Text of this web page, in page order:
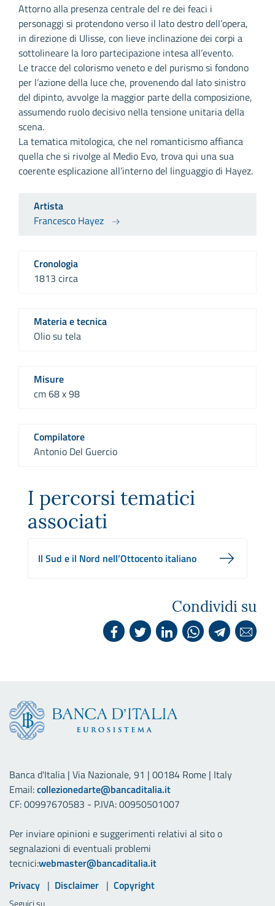
Attorno alla presenza centrale del re dei feaci i
personaggi si protendono verso il lato destro dell’opera,
in direzione di Ulisse, con lieve inclinazione dei corpi a
sottolineare la loro partecipazione intesa all’evento.
Le tracce del colorismo veneto e del purismo si fondono
per l’azione della luce che, provenendo dal lato sinistro
del dipinto, avvolge la maggior parte della composizione,
assumendo ruolo decisivo nella tensione unitaria della
scena.
La tematica mitologica, che nel romanticismo affianca
quella che si rivolge al Medio Evo, trova qui una sua
coerente esplicazione all’interno del linguaggio di Hayez.
Artista
Francesco Hayez
Cronologia
1813 circa
Materia e tecnica
Olio su tela
Misure
cm 68 x 98
Compilatore
Antonio Del Guercio
I percorsi tematici
associati
Il Sud e il Nord nell’Ottocento italiano
Condividi su
Banca d'Italia | Via Nazionale, 91 | 00184 Rome | Italy
Email:collezionedarte@bancaditalia.it
CF: 00997670583 - P.IVA: 00950501007
Per inviare opinioni e suggerimenti relativi al sito o
segnalazioni di eventuali problemi
tecnici:webmaster@bancaditalia.it
Link utili
Privacy Disclaimer Copyright